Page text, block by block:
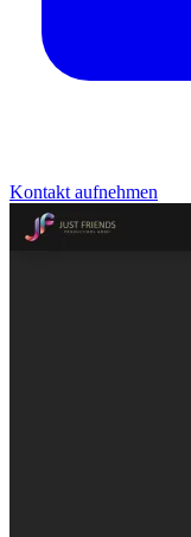
Kontakt aufnehmen